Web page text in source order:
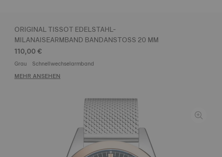
ORIGINAL TISSOT EDELSTAHL-
MILANAISEARMBAND BANDANSTOSS 20 MM
110,00 €
Grau Schnellwechselarmband
MEHR ANSEHEN